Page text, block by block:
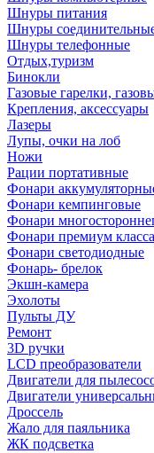
Шнуры питания
Шнуры
Шнуры телефонные
Отдых,туризм
Бинокли
Газовые гарелки,
Крепления, аксессуары
Лазеры
Лупы, очки на лоб
Ножи
Рации портативные
Фонари
Фонари кемпинговые
Фонари
Фонари премиум класса
Фонари светодиодные
Фонарь- брелок
Экшн-камера
Эхолоты
Пульты ДУ
Ремонт
3D ручки
LCD преобразователи
Двигатели для
Двигатели
Дроссель
Жало для паяльника
ЖК подсветка